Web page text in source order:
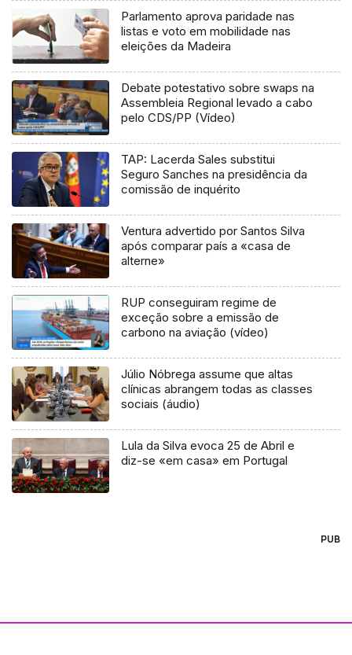
Parlamento aprova paridade nas
listas e voto em mobilidade nas
eleições da Madeira
Debate potestativo sobre swaps na
Assembleia Regional levado a cabo
pelo CDS/PP (Vídeo)
TAP: Lacerda Sales substitui
Seguro Sanches na presidência da
comissão de inquérito
Ventura advertido por Santos Silva
após comparar país a «casa de
alterne»
RUP conseguiram regime de
exceção sobre a emissão de
carbono na aviação (vídeo)
Júlio Nóbrega assume que altas
clínicas abrangem todas as classes
sociais (áudio)
Lula da Silva evoca 25 de Abril e
diz-se «em casa» em Portugal
PUB